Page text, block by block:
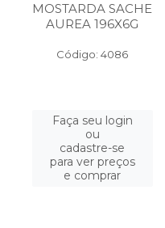
MOSTARDA SACHE
AUREA 196X6G
Código: 4086
Faça seu login
ou
cadastre-se
para ver preços
e comprar